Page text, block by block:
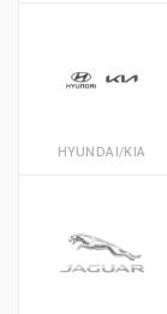
HYUNDAI/KIA